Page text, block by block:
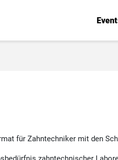
für Zahntechniker mit den